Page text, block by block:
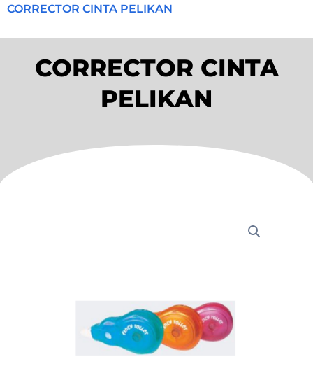
CORRECTOR CINTA PELIKAN
CORRECTOR CINTA
PELIKAN